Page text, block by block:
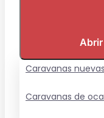
Abrir
Caravanas nuevas
Caravanas de